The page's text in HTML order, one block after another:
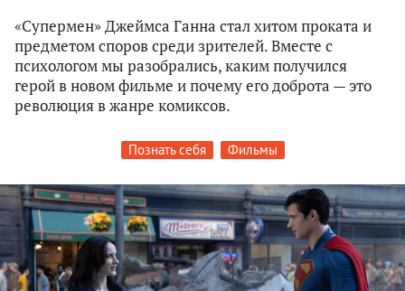
«Супермен» Джеймса Ганна стал хитом проката и
предметом споров среди зрителей. Вместе с
психологом мы разобрались, каким получился
герой в новом фильме и почему его доброта — это
революция в жанре комиксов.
Познать себя Фильмы